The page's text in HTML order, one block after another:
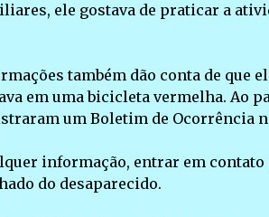
ele gostava de praticar a
também dão conta de que
em uma bicicleta vermelha. Ao
um Boletim de Ocorrência
informação, entrar em contato
do desaparecido.